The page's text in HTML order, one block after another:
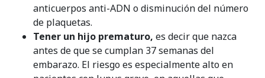
anticuerpos anti-ADN o disminución del número
de plaquetas.
Tener un hijo prematuro, es decir que nazca
antes de que se cumplan 37 semanas del
embarazo. El riesgo es especialmente alto en